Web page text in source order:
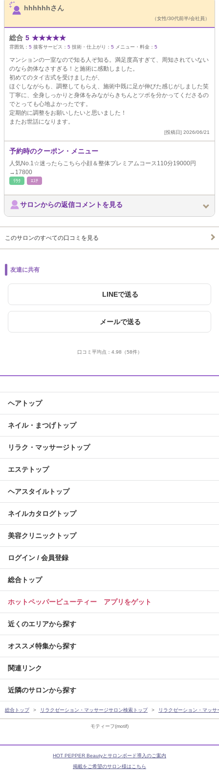
モティーフ(motif)
hhhhhhさん
（女性/30代前半/会社員）
総合 5 ★★★★★
雰囲気： 5 接客サービス： 5 技術・仕上がり： 5 メニュー・料金： 5
マンションの一室なので知る人ぞ知る。満足度高すぎて、周知されていない
のなら勿体なさすぎる！と施術に感動しました。
初めてのタイ古式を受けましたが、
ほぐしながらも、調整してもらえ、施術中既に足が伸びた感じがしました笑
丁寧に、全身しっかりと身体をみながらきちんとツボを分かってくださるの
でとっても心地よかったです。
定期的に調整をお願いしたいと思いました！
またお世話になります。
[投稿日] 2026/06/21
予約時のクーポン・メニュー
人気No.1☆迷ったらこちら小顔＆整体プレミアムコース110分19000円
→17800
ﾘﾗｸ ｴｽﾃ
サロンからの返信コメントを見る
このサロンのすべての口コミを見る
友達に共有
LINEで送る
メールで送る
口コミ平均点： 4.98 （58件）
ヘアトップ
ネイル・まつげトップ
リラク・マッサージトップ
エステトップ
ヘアスタイルトップ
ネイルカタログトップ
美容クリニックトップ
ログイン / 会員登録
総合トップ
ホットペッパービューティー アプリをゲット
近くのエリアから探す
オススメ特集から探す
関連リンク
近隣のサロンから探す
総合トップ リラクゼーション・マッサージサロン検索トップ リラクゼーション・マッ
HOT PEPPER Beautyとサロンボード導入のご案内
掲載をご希望のサロン様はこちら